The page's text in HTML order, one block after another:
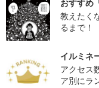
おすすめ
教えたく
るまで！
イルミネ
アクセス
ア別にラ